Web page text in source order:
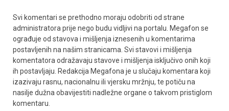
Svi komentari se prethodno moraju odobriti od strane
administratora prije nego budu vidljivi na portalu. Megafon se
ograđuje od stavova i mišljenja iznesenih u komentarima
postavljenih na našim stranicama. Svi stavovi i mišljenja
komentatora odražavaju stavove i mišljenja isključivo onih koji
ih postavljaju. Redakcija Megafona je u slučaju komentara koji
izazivaju rasnu, nacionalnu ili vjersku mržnju, te potiču na
nasilje dužna obavijestiti nadležne organe o takvom pristiglom
komentaru.